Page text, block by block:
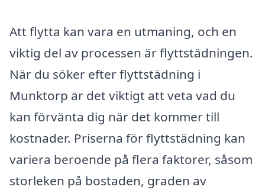
Att flytta kan vara en utmaning, och en
viktig del av processen är flyttstädningen.
När du söker efter flyttstädning i
Munktorp är det viktigt att veta vad du
kan förvänta dig när det kommer till
kostnader. Priserna för flyttstädning kan
variera beroende på flera faktorer, såsom
storleken på bostaden, graden av